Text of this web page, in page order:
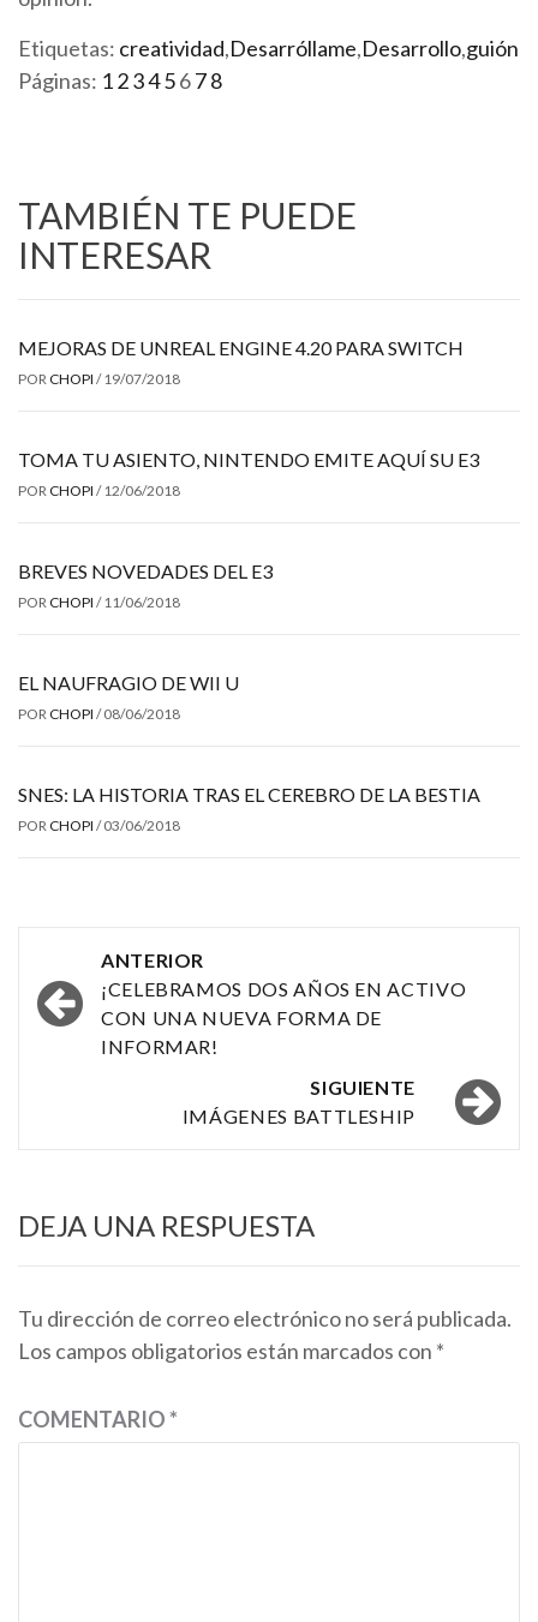
Etiquetas: creatividad,Desarróllame,Desarrollo,guión
Páginas: 12345678
TAMBIÉN TE PUEDE
INTERESAR
MEJORAS DE UNREAL ENGINE 4.20 PARA SWITCH
POR CHOPI / 19/07/2018
TOMA TU ASIENTO, NINTENDO EMITE AQUÍ SU E3
POR CHOPI / 12/06/2018
BREVES NOVEDADES DEL E3
POR CHOPI / 11/06/2018
EL NAUFRAGIO DE WII U
POR CHOPI / 08/06/2018
SNES: LA HISTORIA TRAS EL CEREBRO DE LA BESTIA
POR CHOPI / 03/06/2018
Navegación
por
las
ANTERIOR
¡CELEBRAMOS DOS AÑOS EN ACTIVO
CON UNA NUEVA FORMA DE
INFORMAR!
SIGUIENTE
IMÁGENES BATTLESHIP
DEJA UNA RESPUESTA
Tu dirección de correo electrónico no será publicada.
Los campos obligatorios están marcados con *
COMENTARIO*